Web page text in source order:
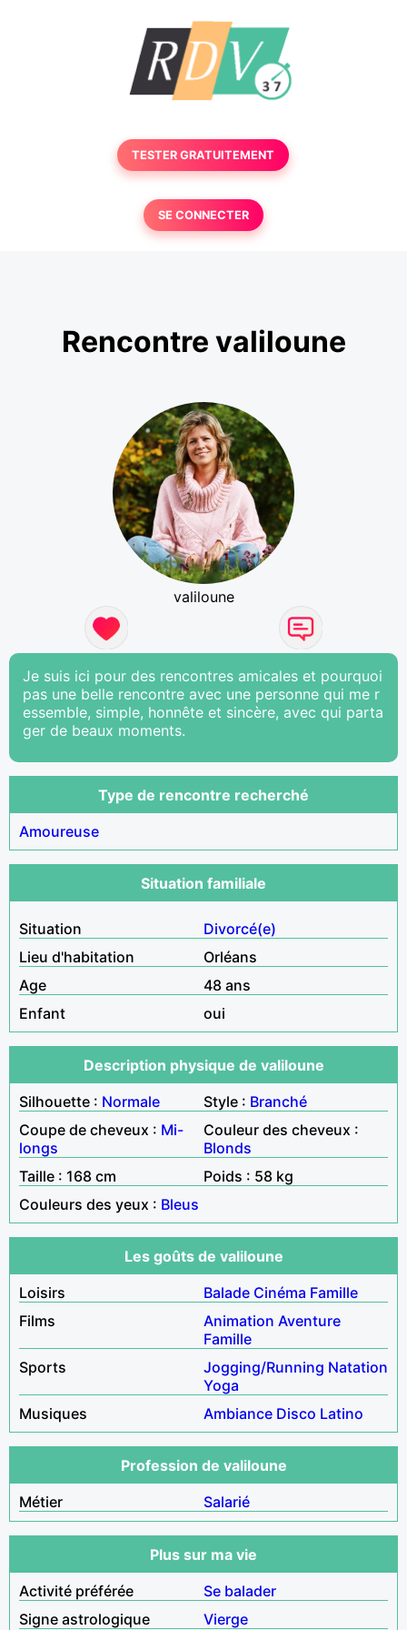
TESTER GRATUITEMENT
SE CONNECTER
Rencontre valiloune
valiloune
Je suis ici pour des rencontres amicales et pourquoi
pas une belle rencontre avec une personne qui me r
essemble, simple, honnête et sincère, avec qui parta
ger de beaux moments.
Type de rencontre recherché
Amoureuse
Situation familiale
Situation
Divorcé(e)
Lieu d'habitation
Orléans
Age
48 ans
Enfant
oui
Description physique de valiloune
Silhouette : Normale Style : Branché
Coupe de cheveux : Mi-
longs
Couleur des cheveux :
Blonds
Taille : 168 cm
Poids : 58 kg
Couleurs des yeux : Bleus
Les goûts de valiloune
Loisirs
Balade Cinéma Famille
Films
Animation Aventure
Famille
Sports
Jogging/Running Natation
Yoga
Musiques
Ambiance Disco Latino
Profession de valiloune
Métier
Salarié
Plus sur ma vie
Activité préférée
Se balader
Signe astrologique
Vierge